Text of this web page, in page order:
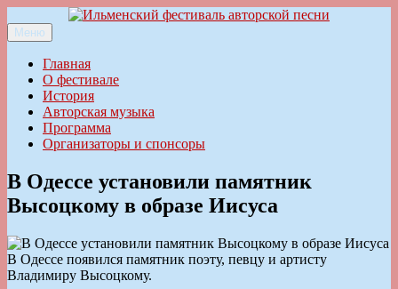
к
содержимому
Ильменский фестиваль авторской песни
Меню
Главная
О фестивале
История
Авторская музыка
Программа
Организаторы и спонсоры
В Одессе установили памятник
Высоцкому в образе Иисуса
В Одессе появился памятник поэту, певцу и артисту
Владимиру Высоцкому.